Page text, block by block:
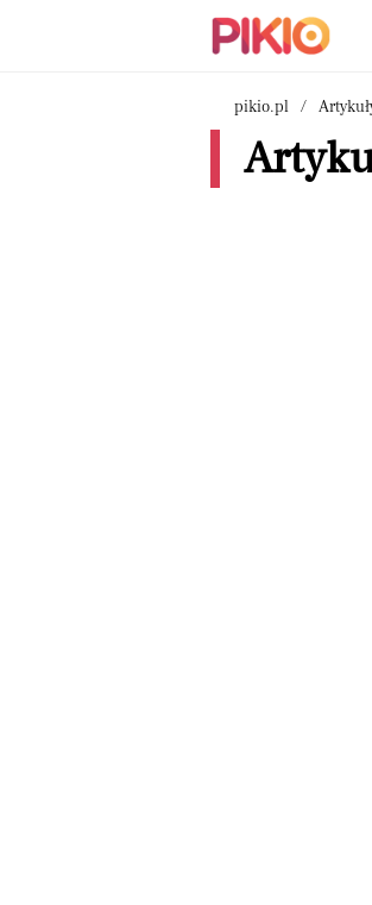
pikio.pl